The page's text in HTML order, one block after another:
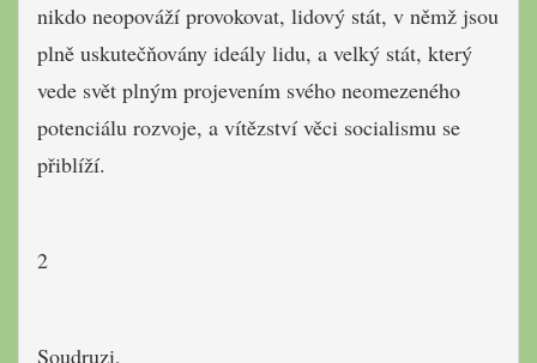
nikdo neopováží provokovat, lidový stát, v němž jsou
plně uskutečňovány ideály lidu, a velký stát, který
vede svět plným projevením svého neomezeného
potenciálu rozvoje, a vítězství věci socialismu se
přiblíží.
2
Soudruzi,